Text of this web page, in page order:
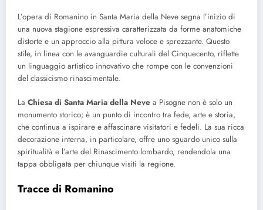
L’opera di Romanino in Santa Maria della Neve segna l’inizio di
una nuova stagione espressiva caratterizzata da forme anatomiche
distorte e un approccio alla pittura veloce e sprezzante. Questo
stile, in linea con le avanguardie culturali del Cinquecento, riflette
un linguaggio artistico innovativo che rompe con le convenzioni
del classicismo rinascimentale.
La Chiesa di Santa Maria della Neve a Pisogne non è solo un
monumento storico; è un punto di incontro tra fede, arte e storia,
che continua a ispirare e affascinare visitatori e fedeli. La sua ricca
decorazione interna, in particolare, offre uno sguardo unico sulla
spiritualità e l’arte del Rinascimento lombardo, rendendola una
tappa obbligata per chiunque visiti la regione.
Tracce di Romanino